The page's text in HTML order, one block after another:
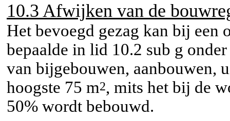
10.3 Afwijken van de
Het bevoegd gezag kan bij
bepaalde in lid 10.2 sub g
van bijgebouwen, aanbouwen,
hoogste 75 m2, mits het bij de
50% wordt bebouwd.